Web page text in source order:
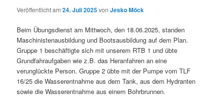
Veröffentlicht am24. Juli 2025vonJesko Möck
Beim Übungsdienst am Mittwoch, den 18.06.2025, standen
Maschinistenausbildung und Bootsausbildung auf dem Plan.
Gruppe 1 beschäftigte sich mit unserem RTB 1 und übte
Grundfahraufgaben wie z.B. das Heranfahren an eine
verunglückte Person. Gruppe 2 übte mit der Pumpe vom TLF
16/25 die Wasserentnahme aus dem Tank, aus dem Hydranten
sowie die Wasserentnahme aus einem Bohrbrunnen.